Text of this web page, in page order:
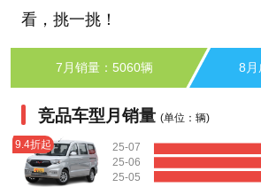
看，挑一挑！
7月销量：5060辆 8月
竞品车型月销量 (单位：辆)
9.4折起
25-07
25-06
25-05